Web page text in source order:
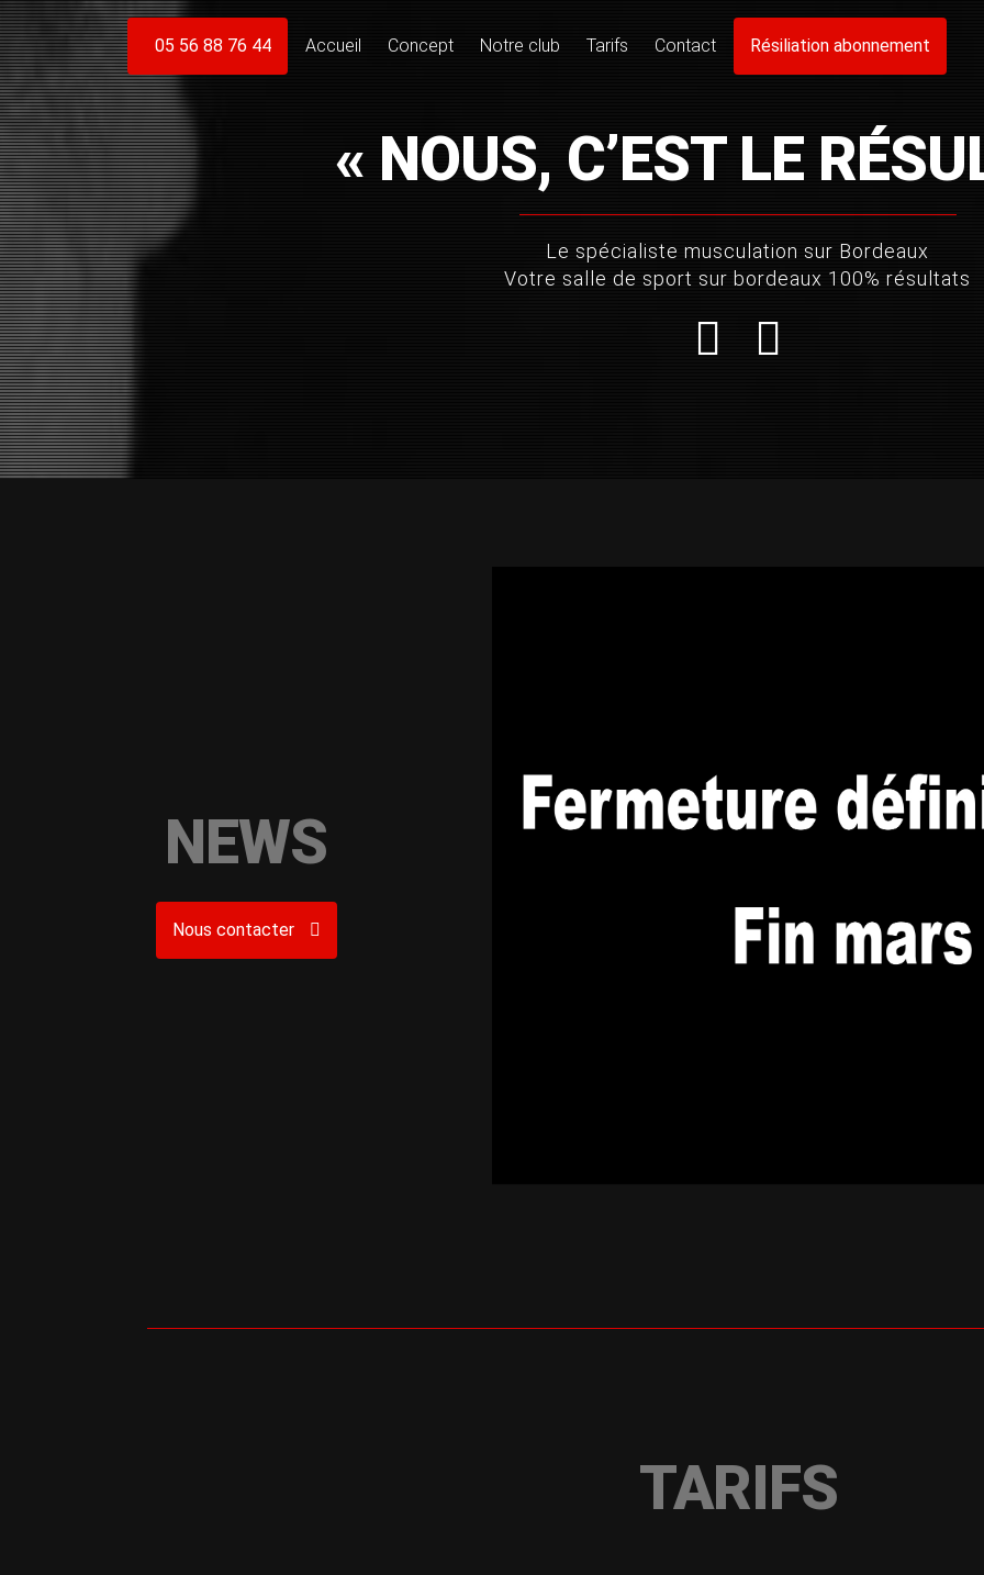
05 56 88 76 44 Accueil Concept Notre club Tarifs Contact Résiliation abonnement
ALLFORME
LE SPÉCIALISTE DE LA MUSCULATION SUR
05 56 88 76 44 Nous contacter
« NOUS, C’EST LE
Le spécialiste musculation sur Bordeaux
Votre salle de sport sur bordeaux 100% résultats
NEWS
Nous contacter
TARIFS